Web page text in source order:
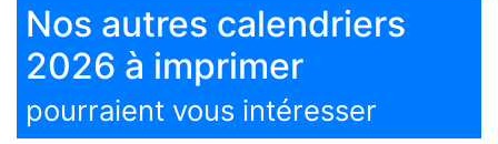
Nos autres calendriers
2026 à imprimer
pourraient vous intéresser